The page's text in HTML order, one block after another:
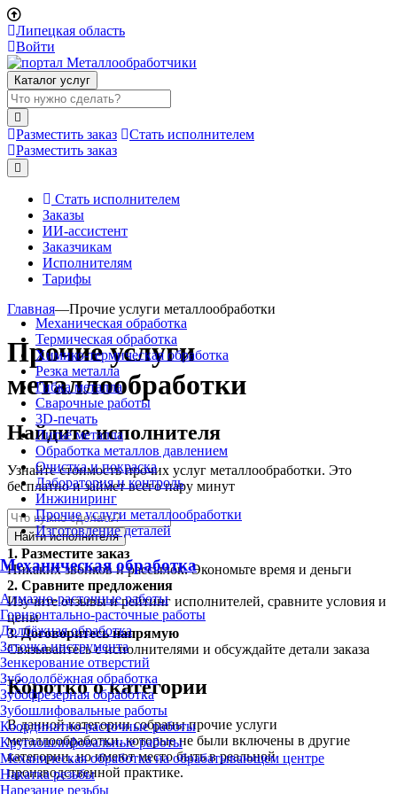
Липецкая область
Войти
Каталог услуг
Разместить заказ
Стать исполнителем
Разместить заказ
Стать исполнителем
Заказы
ИИ-ассистент
Заказчикам
Исполнителям
Тарифы
Механическая обработка
Термическая обработка
Химико-термическая обработка
Резка металла
Гибка металла
Сварочные работы
3D-печать
Литьё металла
Обработка металлов давлением
Очистка и покраска
Лаборатория и контроль
Инжиниринг
Прочие услуги металлообработки
Изготовление деталей
Механическая обработка
Алмазно-расточные работы
Горизонтально-расточные работы
Долбёжная обработка
Заточка инструмента
Зенкерование отверстий
Зубодолбёжная обработка
Зубофрезерная обработка
Зубошлифовальные работы
Координатно-расточные работы
Круглошлифовальные работы
Механическая обработка на обрабатывающем центре
Накатка резьбы
Нарезание резьбы
Главная—Прочие услуги металлообработки
Прочие услуги
металлообработки
Найдите исполнителя
Узнайте стоимость прочих услуг металлообработки. Это
бесплатно и займет всего пару минут
Найти исполнителя
1. Разместите заказ
Никаких звонков и рассылок. Экономьте время и деньги
2. Сравните предложения
Изучите отзывы и рейтинг исполнителей, сравните условия и
цены
3.Договоритесь напрямую
Связывайтесь с исполнителями и обсуждайте детали заказа
Коротко о категории
В данной категории собраны прочие услуги
металлообработки, которые не были включены в другие
категории, но имеют место быть в реальной
производственной практике.